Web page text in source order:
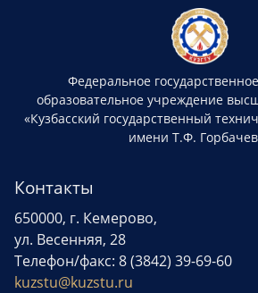
Федеральное
образовательное учреждение
«Кузбасский государственный
имени Т.Ф.
Контакты
650000, г. Кемерово,
ул. Весенняя, 28
Телефон/факс: 8 (3842) 39-69-60
kuzstu@kuzstu.ru